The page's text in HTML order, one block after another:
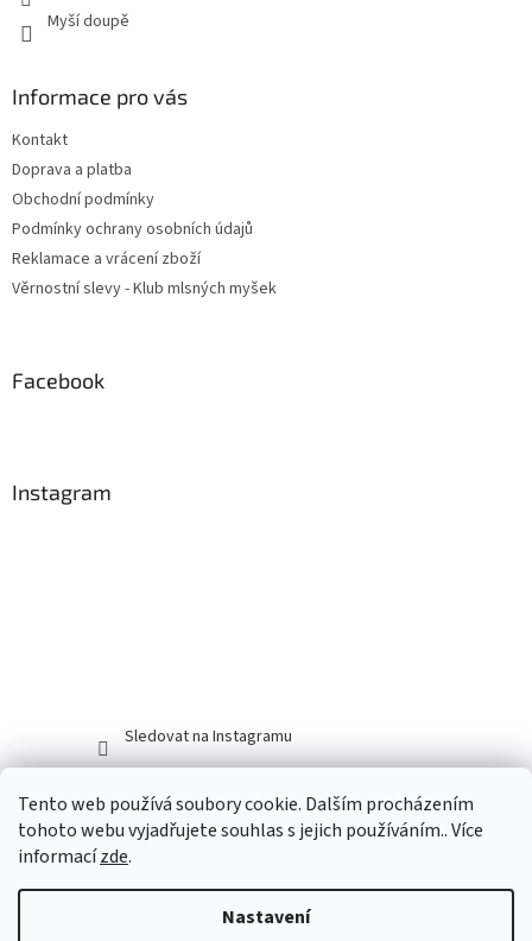
Tento web používá soubory cookie. Dalším procházením
tohoto webu vyjadřujete souhlas s jejich používáním.. Více
informacízde.
Nastavení
Myší doupě
Informace pro vás
Kontakt
Doprava a platba
Obchodní podmínky
Podmínky ochrany osobních údajů
Reklamace a vrácení zboží
Věrnostní slevy - Klub mlsných myšek
Facebook
Instagram
Sledovat na Instagramu
Vytvořil Shoptet